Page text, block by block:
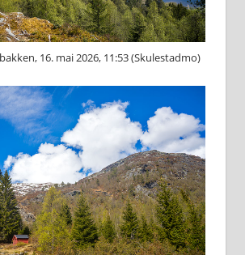
16. mai 2026, 11:53 (Skulestadmo)